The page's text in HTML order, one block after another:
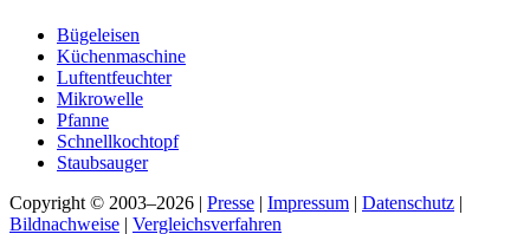
Bügeleisen
Küchenmaschine
Luftentfeuchter
Mikrowelle
Pfanne
Schnellkochtopf
Staubsauger
Copyright © 2003–2026 | Presse | Impressum | Datenschutz |
Bildnachweise | Vergleichsverfahren